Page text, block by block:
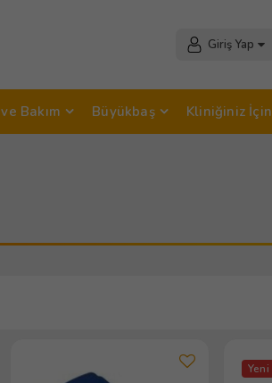
Giriş Yap
Bakım Büyükbaş Kliniğiniz İçin
Yeni